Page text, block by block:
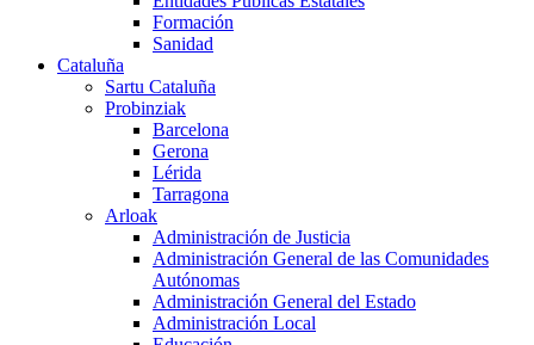
Formación
Sanidad
Cataluña
Sartu Cataluña
Probinziak
Barcelona
Gerona
Lérida
Tarragona
Arloak
Administración de Justicia
Administración General de las Comunidades
Autónomas
Administración General del Estado
Administración Local